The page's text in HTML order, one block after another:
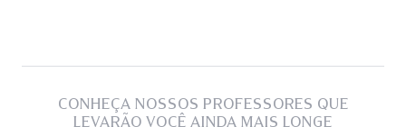
CONHEÇA NOSSOS PROFESSORES QUE
LEVARÃO VOCÊ AINDA MAIS LONGE